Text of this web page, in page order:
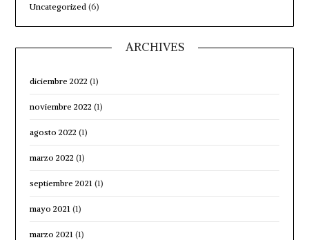
Uncategorized (6)
ARCHIVES
diciembre 2022 (1)
noviembre 2022 (1)
agosto 2022 (1)
marzo 2022 (1)
septiembre 2021 (1)
mayo 2021 (1)
marzo 2021 (1)